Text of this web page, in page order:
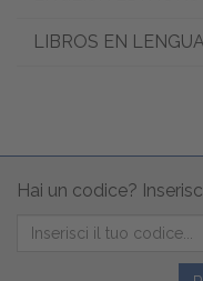
LIBROS EN
Hai un codice?